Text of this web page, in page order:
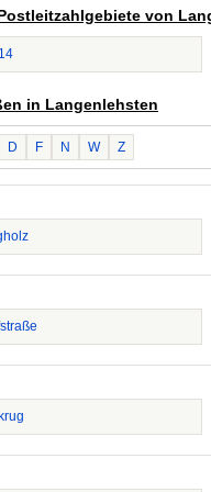
von
in Langenlehsten
D F N W Z